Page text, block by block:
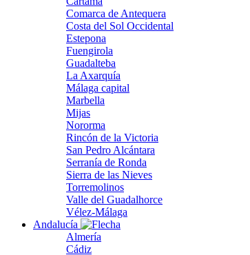
Comarca de Antequera
Costa del Sol Occidental
Estepona
Fuengirola
Guadalteba
La Axarquía
Málaga capital
Marbella
Mijas
Nororma
Rincón de la Victoria
San Pedro Alcántara
Serranía de Ronda
Sierra de las Nieves
Torremolinos
Valle del Guadalhorce
Vélez-Málaga
Andalucía
Almería
Cádiz